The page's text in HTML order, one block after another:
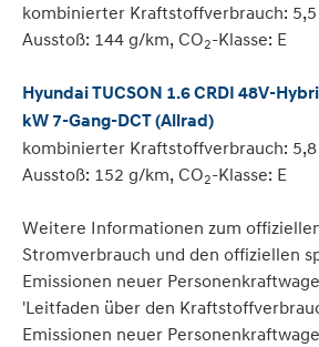
kombinierter Kraftstoffverbrauch:
Ausstoß: 144 g/km, CO2-Klasse: E
Hyundai TUCSON 1.6 CRDI 48V-
kW 7-Gang-DCT (Allrad)
kombinierter Kraftstoffverbrauch:
Ausstoß: 152 g/km, CO2-Klasse: E
Weitere Informationen zum
Stromverbrauch und den offiziellen
Emissionen neuer
'Leitfaden über den
Emissionen neuer